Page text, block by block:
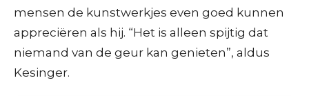
mensen de kunstwerkjes even goed kunnen
appreciëren als hij. “Het is alleen spijtig dat
niemand van de geur kan genieten”, aldus
Kesinger.